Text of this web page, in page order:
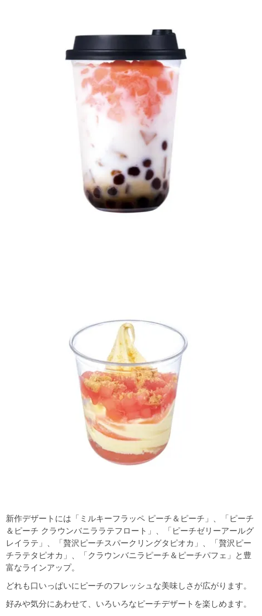
新作デザートには「ミルキーフラッペ ピーチ＆ピーチ」、「ピーチ
＆ピーチ クラウンバニララテフロート」、「ピーチゼリーアールグ
レイラテ」、「贅沢ピーチスパークリングタピオカ」、「贅沢ピー
チラテタピオカ」、「クラウンバニラピーチ＆ピーチパフェ」と豊
富なラインアップ。
どれも口いっぱいにピーチのフレッシュな美味しさが広がります。
好みや気分にあわせて、いろいろなピーチデザートを楽しめます。